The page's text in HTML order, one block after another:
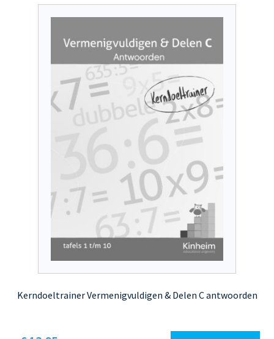
Kerndoeltrainer Vermenigvuldigen & Delen C antwoorden